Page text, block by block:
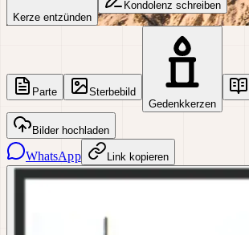
Kerze entzünden
Kondolenz schreiben
Parte
Sterbebild
Gedenkkerzen
Bilder hochladen
WhatsApp Link kopieren